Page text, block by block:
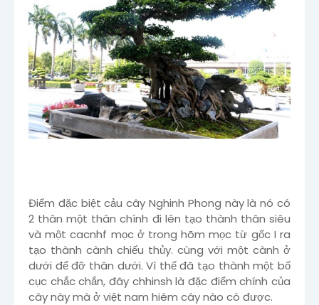
Điểm đặc biệt cảu cây Nghinh Phong này là nó có
2 thân một thân chính đi lên tạo thành thân siêu
và một cacnhf mọc ở trong hõm mọc từ gốc I ra
tạo thành cành chiếu thủy. cùng với một cành ở
dưới để đỡ thân dưới. Vì thế đã tạo thành một bố
cục chắc chắn, đây chhinsh là đặc điểm chính của
cây này mà ở việt nam hiêm cây nào có được.